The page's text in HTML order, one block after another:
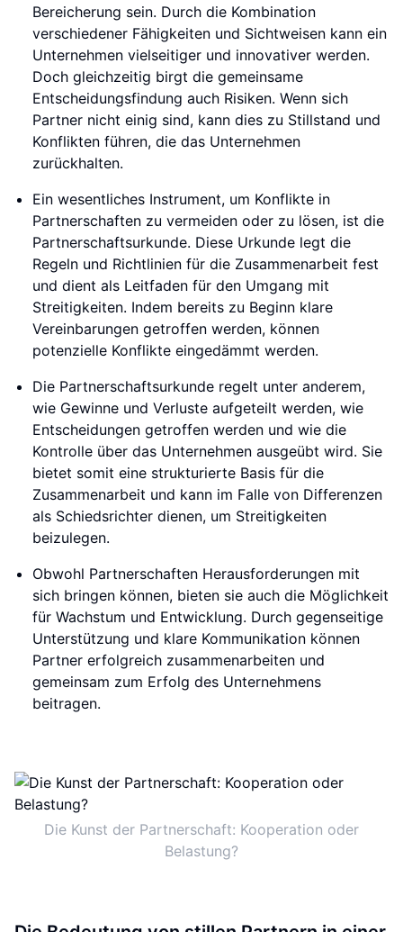
Bereicherung sein. Durch die Kombination
verschiedener Fähigkeiten und Sichtweisen kann ein
Unternehmen vielseitiger und innovativer werden.
Doch gleichzeitig birgt die gemeinsame
Entscheidungsfindung auch Risiken. Wenn sich
Partner nicht einig sind, kann dies zu Stillstand und
Konflikten führen, die das Unternehmen
zurückhalten.
Ein wesentliches Instrument, um Konflikte in
Partnerschaften zu vermeiden oder zu lösen, ist die
Partnerschaftsurkunde. Diese Urkunde legt die
Regeln und Richtlinien für die Zusammenarbeit fest
und dient als Leitfaden für den Umgang mit
Streitigkeiten. Indem bereits zu Beginn klare
Vereinbarungen getroffen werden, können
potenzielle Konflikte eingedämmt werden.
Die Partnerschaftsurkunde regelt unter anderem,
wie Gewinne und Verluste aufgeteilt werden, wie
Entscheidungen getroffen werden und wie die
Kontrolle über das Unternehmen ausgeübt wird. Sie
bietet somit eine strukturierte Basis für die
Zusammenarbeit und kann im Falle von Differenzen
als Schiedsrichter dienen, um Streitigkeiten
beizulegen.
Obwohl Partnerschaften Herausforderungen mit
sich bringen können, bieten sie auch die Möglichkeit
für Wachstum und Entwicklung. Durch gegenseitige
Unterstützung und klare Kommunikation können
Partner erfolgreich zusammenarbeiten und
gemeinsam zum Erfolg des Unternehmens
beitragen.
Die Kunst der Partnerschaft: Kooperation oder
Belastung?